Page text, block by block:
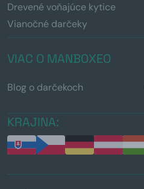
Drevené voňajúce kytice
Vianočné darčeky
VIAC O MANBOXEO
Blog o darčekoch
KRAJINA: